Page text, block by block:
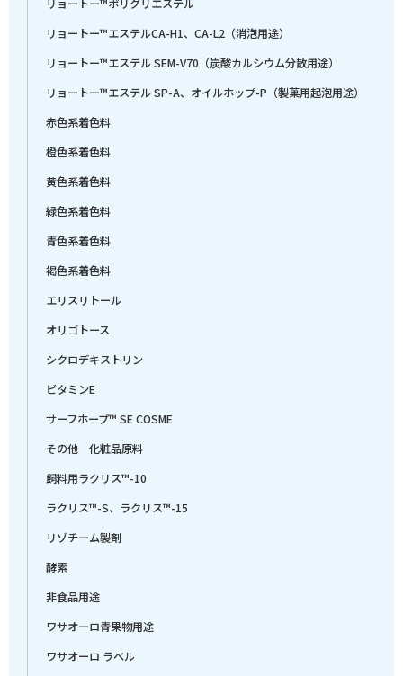
リョートー™ポリグリエステル
リョートー™エステルCA-H1、CA-L2（消泡用途）
リョートー™エステル SEM-V70（炭酸カルシウム分散用途）
リョートー™エステル SP-A、オイルホップ-P（製菓用起泡用途）
赤色系着色料
橙色系着色料
黄色系着色料
緑色系着色料
青色系着色料
褐色系着色料
エリスリトール
オリゴトース
シクロデキストリン
ビタミンE
サーフホープ™ SE COSME
その他 化粧品原料
飼料用ラクリス™-10
ラクリス™-S、ラクリス™-15
リゾチーム製剤
酵素
非食品用途
ワサオーロ青果物用途
ワサオーロ ラベル